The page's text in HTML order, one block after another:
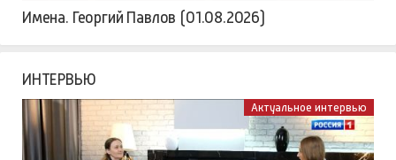
Имена. Георгий Павлов (01.08.2026)
ИНТЕРВЬЮ
Актуальное интервью